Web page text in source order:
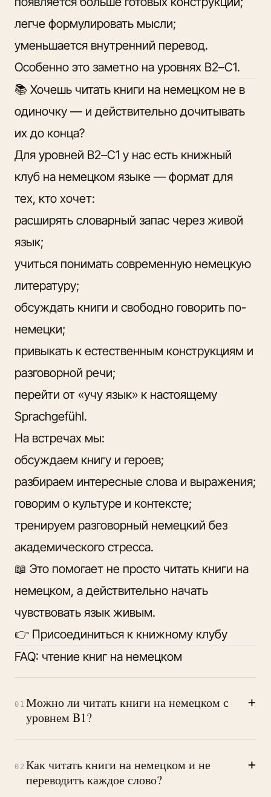
легче формулировать мысли;
уменьшается внутренний перевод.
Особенно это заметно на уровнях B2–C1.
📚 Хочешь читать книги на немецком не в
одиночку — и действительно дочитывать
их до конца?
Для уровней B2–C1 у нас есть книжный
клуб на немецком языке — формат для
тех, кто хочет:
расширять словарный запас через живой
язык;
учиться понимать современную немецкую
литературу;
обсуждать книги и свободно говорить по-
немецки;
привыкать к естественным конструкциям и
разговорной речи;
перейти от «учу язык» к настоящему
Sprachgefühl.
На встречах мы:
обсуждаем книгу и героев;
разбираем интересные слова и выражения;
говорим о культуре и контексте;
тренируем разговорный немецкий без
академического стресса.
📖 Это помогает не просто читать книги на
немецком, а действительно начать
чувствовать язык живым.
👉 Присоединиться к книжному клубу
FAQ: чтение книг на немецком
01 Можно ли читать книги на немецком с
уровнем B1?
+
02 Как читать книги на немецком и не
переводить каждое слово?
+